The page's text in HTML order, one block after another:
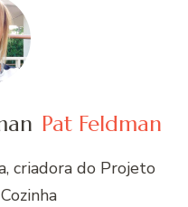
Pat Feldman
criadora do Projeto